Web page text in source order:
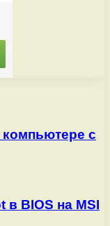
компьютере с
в BIOS на MSI